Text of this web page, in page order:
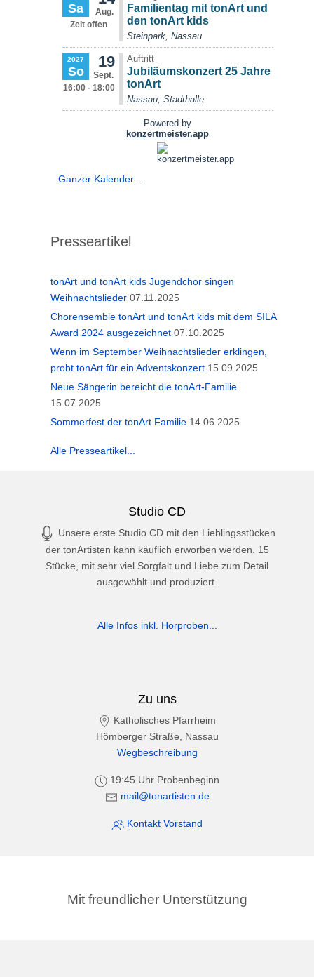
Ganzer Kalender...
Presseartikel
tonArt und tonArt kids Jugendchor singen
Weihnachtslieder 07.11.2025
Chorensemble tonArt und tonArt kids mit dem SILA
Award 2024 ausgezeichnet 07.10.2025
Wenn im September Weihnachtslieder erklingen,
probt tonArt für ein Adventskonzert 15.09.2025
Neue Sängerin bereicht die tonArt-Familie
15.07.2025
Sommerfest der tonArt Familie 14.06.2025
Alle Presseartikel...
Studio CD
Unsere erste Studio CD mit den Lieblingsstücken
der tonArtisten kann käuflich erworben werden. 15
Stücke, mit sehr viel Sorgfalt und Liebe zum Detail
ausgewählt und produziert.
Alle Infos inkl. Hörproben...
Zu uns
Katholisches Pfarrheim
Hömberger Straße, Nassau
Wegbeschreibung
19:45 Uhr Probenbeginn
mail@tonartisten.de
Kontakt Vorstand
Mit freundlicher Unterstützung